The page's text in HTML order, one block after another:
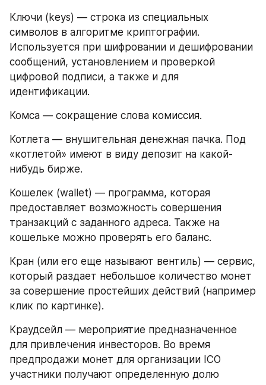
Ключи (keys) — строка из специальных
символов в алгоритме криптографии.
Используется при шифровании и дешифровании
сообщений, установлением и проверкой
цифровой подписи, а также и для
идентификации.
Комса — сокращение слова комиссия.
Котлета — внушительная денежная пачка. Под
«котлетой» имеют в виду депозит на какой-
нибудь бирже.
Кошелек (wallet) — программа, которая
предоставляет возможность совершения
транзакций с заданного адреса. Также на
кошельке можно проверять его баланс.
Кран (или его еще называют вентиль) — сервис,
который раздает небольшое количество монет
за совершение простейших действий (например
клик по картинке).
Краудсейл — мероприятие предназначенное
для привлечения инвесторов. Во время
предпродажи монет для организации ICO
участники получают определенную долю